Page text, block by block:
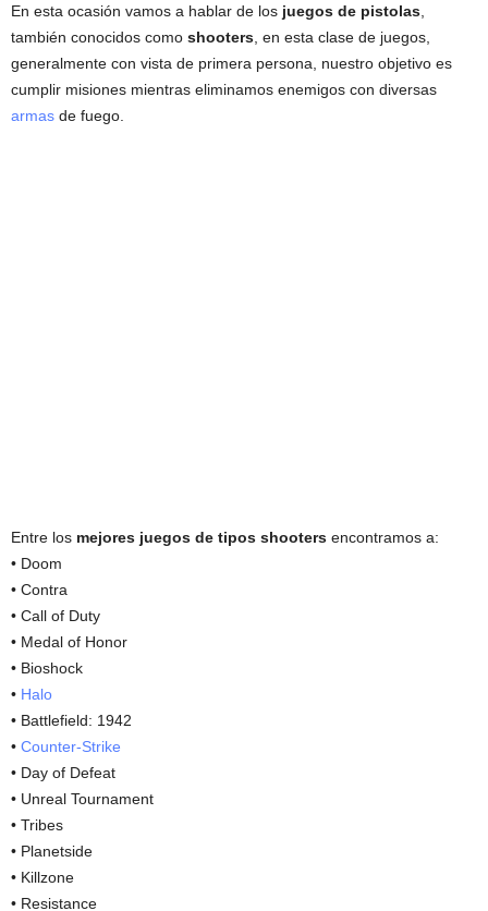
En esta ocasión vamos a hablar de los juegos de pistolas,
también conocidos como shooters, en esta clase de juegos,
generalmente con vista de primera persona, nuestro objetivo es
cumplir misiones mientras eliminamos enemigos con diversas
armas de fuego.
Entre los mejores juegos de tipos shooters encontramos a:
• Doom
• Contra
• Call of Duty
• Medal of Honor
• Bioshock
• Halo
• Battlefield: 1942
• Counter-Strike
• Day of Defeat
• Unreal Tournament
• Tribes
• Planetside
• Killzone
• Resistance